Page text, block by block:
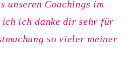
unseren Coachings im
ich danke dir sehr für
so vieler meiner